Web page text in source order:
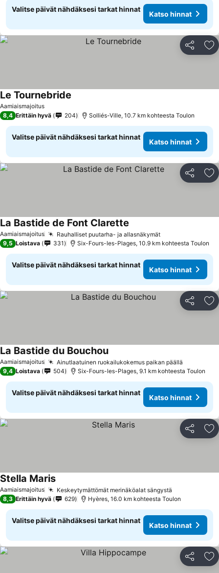
Valitse päivät nähdäksesi tarkat hinnat
Katso hinnat
Jaa
Aamiaismajoitus
Le Tournebride
8,4 Erittäin hyvä 204 Solliés-Ville, 10.7 km kohteesta Toulon
Valitse päivät nähdäksesi tarkat hinnat
Katso hinnat
Jaa
Aamiaismajoitus Rauhalliset puutarha- ja allasnäkymät
La Bastide de Font Clarette
9,5 Loistava 331 Six-Fours-les-Plages, 10.9 km kohteesta Toulon
Valitse päivät nähdäksesi tarkat hinnat
Katso hinnat
Jaa
Aamiaismajoitus Ainutlaatuinen ruokailukokemus paikan päällä
La Bastide du Bouchou
9,4 Loistava 504 Six-Fours-les-Plages, 9.1 km kohteesta Toulon
Valitse päivät nähdäksesi tarkat hinnat
Katso hinnat
Jaa
Aamiaismajoitus Keskeytymättömät merinäköalat sängystä
Stella Maris
8,3 Erittäin hyvä 629 Hyères, 16.0 km kohteesta Toulon
Valitse päivät nähdäksesi tarkat hinnat
Katso hinnat
Jaa